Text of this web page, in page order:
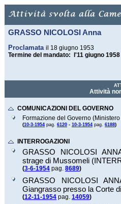
GRASSO NICOLOSI Anna
Proclamata il 18 giugno 1953
Termine del mandato: l'11 giugno 1958
Attività
COMUNICAZIONI DEL GOVERNO
Formazione del Governo
(10-3-1954 pag. 6120 - 10-3-1954 pag. 6188)
INTERROGAZIONI
GRASSO NICOLOSI
strage di Mussomeli
(3-6-1954 pag. 8689)
GRASSO NICOLOSI
Giangrasso presso la Corte
(12-11-1954 pag. 14059)